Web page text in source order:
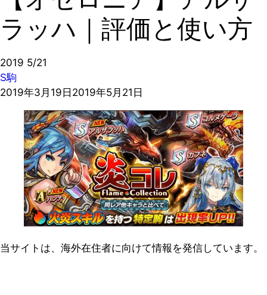
ラッハ｜評価と使い方
2019 5/21
S駒
2019年3月19日 2019年5月21日
当サイトは、海外在住者に向けて情報を発信しています。